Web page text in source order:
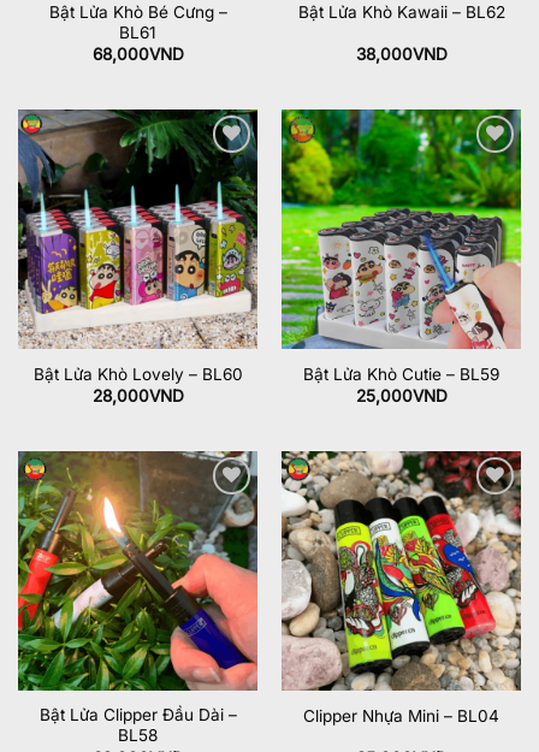
Bật Lửa Khò Bé Cưng –
BL61
68,000VND
Bật Lửa Khò Kawaii – BL62
38,000VND
Add to
wishlist
Bật Lửa Khò Lovely – BL60
28,000VND
Add to
wishlist
Bật Lửa Khò Cutie – BL59
25,000VND
Add to
wishlist
Bật Lửa Clipper Đầu Dài –
BL58
Add to
wishlist
Clipper Nhựa Mini – BL04